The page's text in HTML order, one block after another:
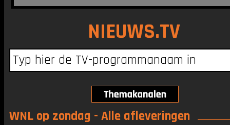
NIEUWS.TV
WNL op zondag - Alle afleveringen